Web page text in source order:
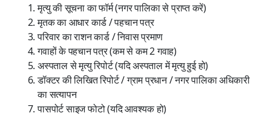
मृत्यु की सूचना का फॉर्म (नगर पालिका से प्राप्त करें)
मृतक का आधार कार्ड / पहचान पत्र
परिवार का राशन कार्ड / निवास प्रमाण
गवाहों के पहचान पत्र (कम से कम 2 गवाह)
अस्पताल से मृत्यु रिपोर्ट (यदि अस्पताल में मृत्यु हुई हो)
डॉक्टर की लिखित रिपोर्ट / ग्राम प्रधान / नगर पालिका अधिकारी
का सत्यापन
पासपोर्ट साइज फोटो (यदि आवश्यक हो)